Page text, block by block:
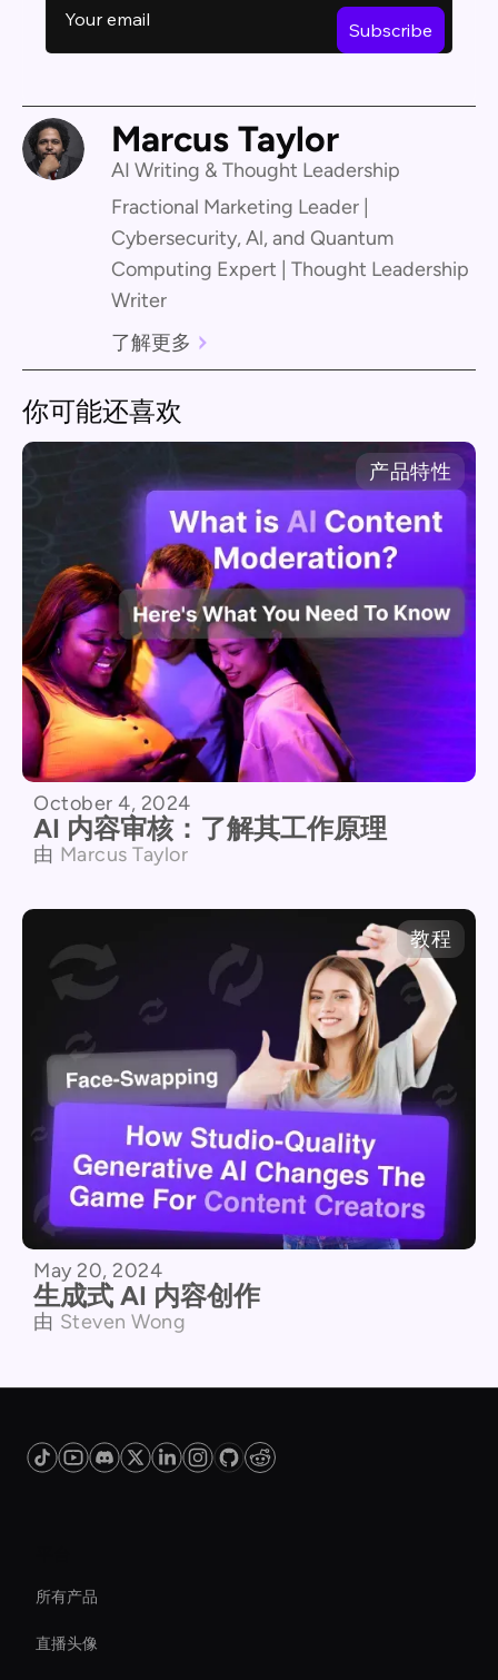
Marcus Taylor
AI Writing & Thought Leadership
Fractional Marketing Leader |
Cybersecurity, Al, and Quantum
Computing Expert | Thought Leadership
Writer
了解更多
你可能还喜欢
产品特性
October 4, 2024
AI 内容审核：了解其工作原理
由 Marcus Taylor
教程
May 20, 2024
生成式 AI 内容创作
由 Steven Wong
所有产品
直播头像